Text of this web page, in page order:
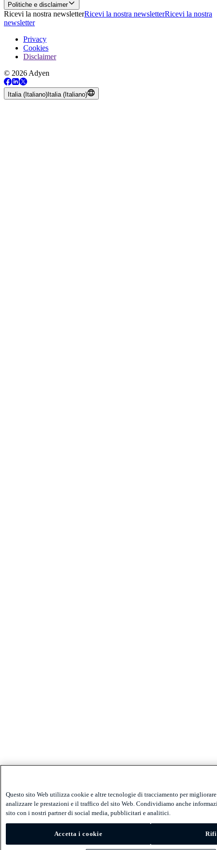
Politiche e disclaimer
Ricevi la nostra newsletterRicevi la nostra newsletterRicevi la nostra
newsletter
Privacy
Cookies
Disclaimer
© 2026 Adyen
Italia (Italiano) Italia (Italiano)
Questo sito Web utilizza cookie e altre tecnologie di tracciamento per migliorare
analizzare le prestazioni e il traffico del sito Web. Condividiamo anche
sito con i nostri partner di social media, pubblicitari e analitici.
Accetta i cookie